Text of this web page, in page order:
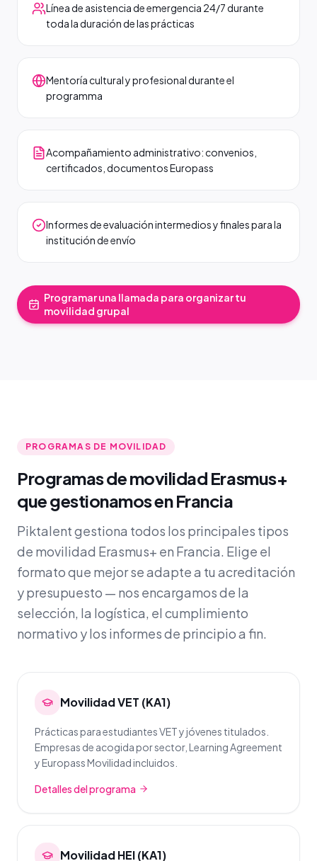
Línea de asistencia de emergencia 24/7 durante
toda la duración de las prácticas
Mentoría cultural y profesional durante el
programma
Acompañamiento administrativo: convenios,
certificados, documentos Europass
Informes de evaluación intermedios y finales para la
institución de envío
Programar una llamada para organizar tu
movilidad grupal
PROGRAMAS DE MOVILIDAD
Programas de movilidad Erasmus+
que gestionamos en Francia
Piktalent gestiona todos los principales tipos
de movilidad Erasmus+ en Francia. Elige el
formato que mejor se adapte a tu acreditación
y presupuesto — nos encargamos de la
selección, la logística, el cumplimiento
normativo y los informes de principio a fin.
Movilidad VET (KA1)
Prácticas para estudiantes VET y jóvenes titulados.
Empresas de acogida por sector, Learning Agreement
y Europass Movilidad incluidos.
Detalles del programa
Movilidad HEI (KA1)